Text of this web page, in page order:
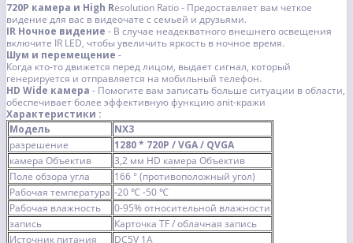
720P камера и High Resolution Ratio - Предоставляет вам четкое
видение для вас в видеочате с семьей и друзьями.
IR Ночное видение - В случае неадекватного внешнего освещения
включите IR LED, чтобы увеличить яркость в ночное время.
Шум и перемещение -
Когда кто-то движется перед лицом, выдает сигнал, который
генерируется и отправляется на мобильный телефон.
HD Wide камера - Помогите вам записать больше ситуации в области,
обеспечивает более эффективную функцию anit-кражи
Характеристики :
Модель
NX3
разрешение
1280 * 720P / VGA / QVGA
камера Объектив
3,2 мм HD камера Объектив
Поле обзора угла
166 ° (противоположный угол)
Рабочая температура -20 ℃ -50 ℃
Рабочая влажность
0-95% относительной влажности
запись
Карточка TF / облачная запись
Источник питания
DC5V 1A